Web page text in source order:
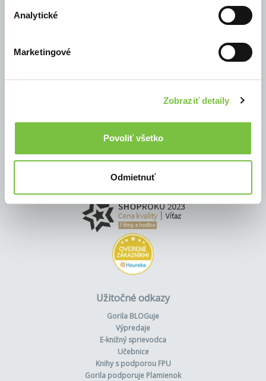
Analytické
Marketingové
Zobraziť detaily
Povoliť všetko
Odmietnuť
Užitočné odkazy
Gorila BLOGuje
Výpredaje
E-knižný sprievodca
Učebnice
Knihy s podporou FPU
Gorila podporuje Plamienok